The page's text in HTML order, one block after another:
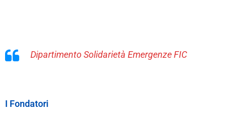
Dipartimento Solidarietà Emergenze FIC
I Fondatori